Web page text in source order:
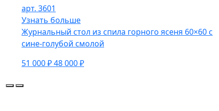
арт. 3601
Узнать больше
Журнальный стол из спила горного ясеня 60×60 с
сине-голубой смолой
51 000 ₽48 000 ₽